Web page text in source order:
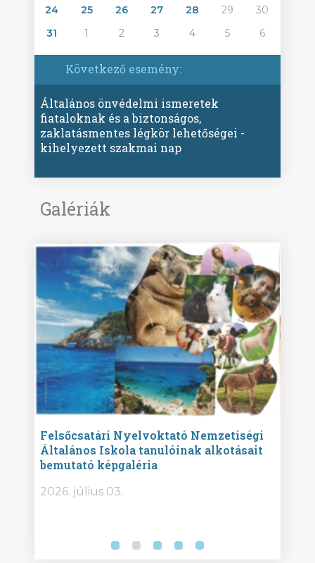
24
25 26 27 28 29
30
31
1 2 3 4 5 6
Következő esemény:
Általános önvédelmi ismeretek
fiataloknak és a biztonságos,
zaklatásmentes légkör lehetőségei -
kihelyezett szakmai nap
Galériák
Felsőcsatári Nyelvoktató Nemzetiségi
Általános Iskola tanulóinak alkotásait
bemutató képgaléria
2026. július 03.